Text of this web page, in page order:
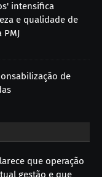
intensifica
e qualidade de
de
que operação
gestão e que